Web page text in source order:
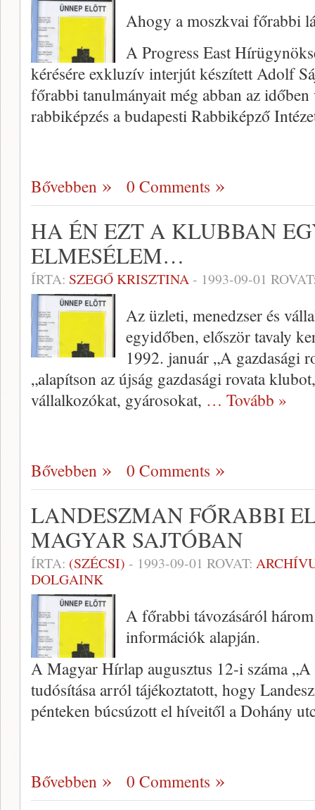
Ahogy a moszkvai főrabbi
A Progress East
kérésére exkluzív interjút készített Adolf
főrabbi tanulmányait még abban az
rabbiképzés a budapesti Rabbiképző
Bővebben 0 Comments
HA ÉN EZT A KLUBBAN
ELMESÉLEM…
ÍRTA: SZEGŐ KRISZTINA- 1993-09-01
Az üzleti, menedzser és
egyidőben, először tavaly
1992. január „A gazdasági
„alapítson az újság gazdasági rovata
vállalkozókat, gyárosokat, … Tovább »
Bővebben 0 Comments
LANDESZMAN FŐRABBI
MAGYAR SAJTÓBAN
ÍRTA: (SZÉCSI) - 1993-09-01 ROVAT:
DOLGAINK
A főrabbi távozásáról
információk alapján.
A Magyar Hírlap augusztus 12-i száma
tudósítása arról tájékoztatott, hogy
pénteken búcsúzott el híveitől a Dohány
Bővebben 0 Comments